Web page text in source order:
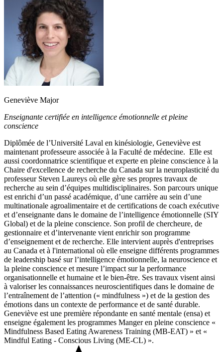
Geneviève Major
Enseignante certifiée en intelligence émotionnelle et pleine
conscience
Diplômée de l’Université Laval en kinésiologie, Geneviève est
maintenant professeure associée à la Faculté de médecine. Elle est
aussi coordonnatrice scientifique et experte en pleine conscience à la
Chaire d'excellence de recherche du Canada sur la neuroplasticité du
professeur Steven Laureys où elle gère ses propres travaux de
recherche au sein d’équipes multidisciplinaires. Son parcours unique
est enrichi d’un passé académique, d’une carrière au sein d’une
multinationale agroalimentaire et de certifications de coach exécutive
et d’enseignante dans le domaine de l’intelligence émotionnelle (SIY
Global) et de la pleine conscience. Son profil de chercheure, de
gestionnaire et d’intervenante vient enrichir son programme
d’enseignement et de recherche. Elle intervient auprès d'entreprises
au Canada et à l'international où elle enseigne différents programmes
de leadership basé sur l’intelligence émotionnelle, la neuroscience et
la pleine conscience et mesure l’impact sur la performance
organisationnelle et humaine et le bien-être. Ses travaux visent ainsi
à valoriser les connaissances neuroscientifiques dans le domaine de
l’entraînement de l’attention (« mindfulness ») et de la gestion des
émotions dans un contexte de performance et de santé durable.
Geneviève est une première répondante en santé mentale (ensa) et
enseigne également les programmes Manger en pleine conscience «
Mindfulness Based Eating Awareness Training (MB-EAT) » et «
Mindful Eating - Conscious Living (ME-CL) ».